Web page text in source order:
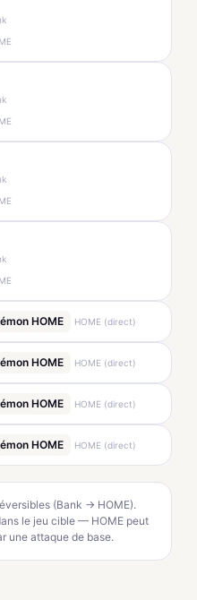
HOME HOME (direct)
HOME HOME (direct)
HOME HOME (direct)
HOME HOME (direct)
(Bank → HOME).
le jeu cible — HOME peut
une attaque de base.